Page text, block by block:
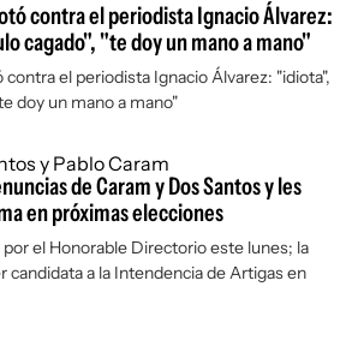
contra el periodista Ignacio Álvarez:
cagado", "te doy un mano a mano"
el periodista Ignacio Álvarez: "idiota",
doy un mano a mano"
de Caram y Dos Santos y les
en próximas elecciones
el Honorable Directorio este lunes; la
candidata a la Intendencia de Artigas en